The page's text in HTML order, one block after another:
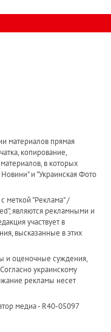
материалов прямая
копирование,
в которых
Новини" и "Украинская Фото
меткой "Реклама" /
являются рекламными и
участвует в
высказанные в этих
и оценочные суждения,
украинскому
рекламы несет
медиа - R40-05097